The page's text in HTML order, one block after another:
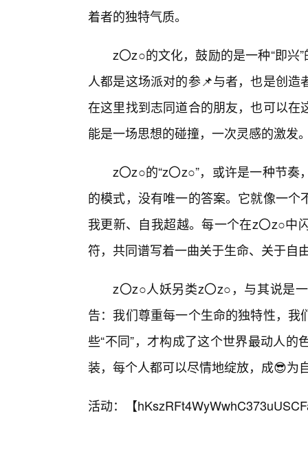
着者的独特气质。
z〇z○的文化，鼓励的是一种“即兴
人都是这场派对的参📌与者，也是创
在这里找到志同道合的朋友，也可以
能是一场思想的碰撞，一次灵感的激发
z〇z○的“z〇z○”，或许是一种节
的模式，没有唯一的答案。它就像一
我更新、自我超越。每一个在z〇z○中
符，共同谱写着一曲关于生命、关于自
z〇z○人妖另类z〇z○，与其说是
告：我们尊重每一个生命的独特性，
些“不同”，才构成了这个世界最动人
装，每个人都可以尽情地绽放，成😎为
活动：【